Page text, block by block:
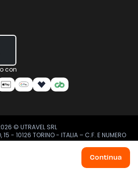
Continua
con
© UTRAVEL SRL
15 - 10126 TORINO - ITALIA – C.F. E NUMERO
– REA TO 1270365 – CAPITALE
100.000 – P. IVA 12176650013